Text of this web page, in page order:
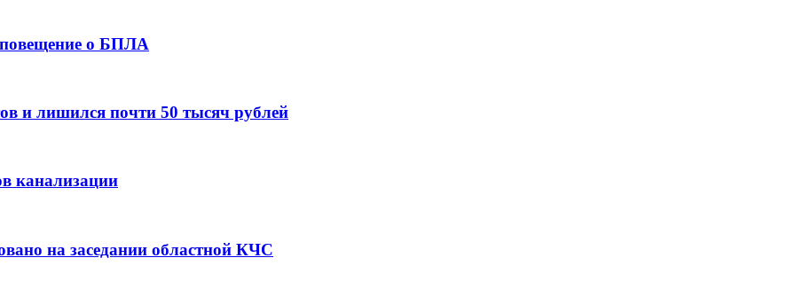
о БПЛА
и лишился почти 50 тысяч рублей
канализации
на заседании областной КЧС